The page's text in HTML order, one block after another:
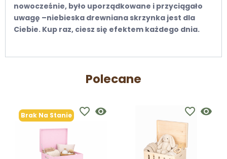
nowocześnie, było uporządkowane i przyciągało
uwagę –niebieska drewniana skrzynka jest dla
Ciebie. Kup raz, ciesz się efektem każdego dnia.
Polecane
Brak Na Stanie visibility
favorite_border visibility
favorite_border